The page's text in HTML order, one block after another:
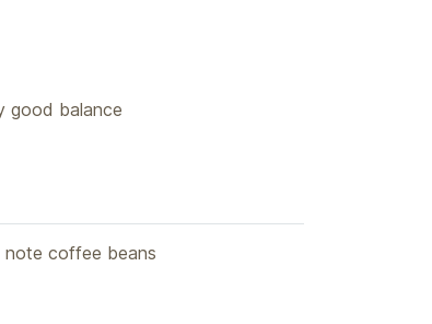
good balance
note coffee beans